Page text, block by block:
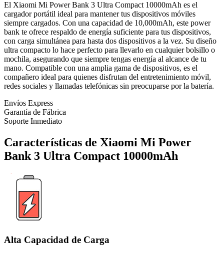
El Xiaomi Mi Power Bank 3 Ultra Compact 10000mAh es el
cargador portátil ideal para mantener tus dispositivos móviles
siempre cargados. Con una capacidad de 10,000mAh, este power
bank te ofrece respaldo de energía suficiente para tus dispositivos,
con carga simultánea para hasta dos dispositivos a la vez. Su diseño
ultra compacto lo hace perfecto para llevarlo en cualquier bolsillo o
mochila, asegurando que siempre tengas energía al alcance de tu
mano. Compatible con una amplia gama de dispositivos, es el
compañero ideal para quienes disfrutan del entretenimiento móvil,
redes sociales y llamadas telefónicas sin preocuparse por la batería.
Envíos Express
Garantía de Fábrica
Soporte Inmediato
Características de Xiaomi Mi Power
Bank 3 Ultra Compact 10000mAh
Alta Capacidad de Carga